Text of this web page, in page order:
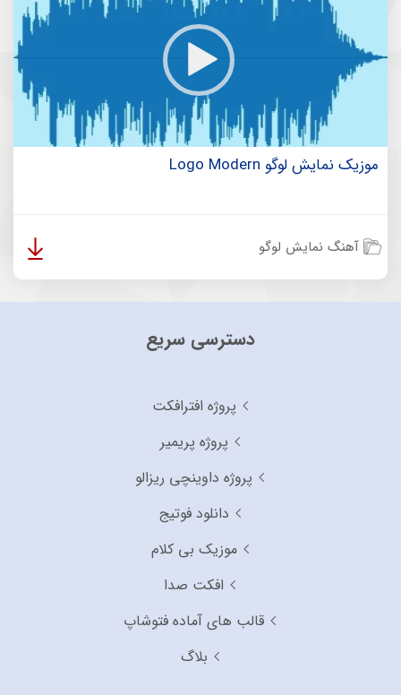
موزیک نمایش لوگو Logo Modern
آهنگ نمایش لوگو
دسترسی سریع
پروژه افترافکت
پروژه پریمیر
پروژه داوینچی ریزالو
دانلود فوتیج
موزیک بی کلام
افکت صدا
قالب های آماده فتوشاپ
بلاگ